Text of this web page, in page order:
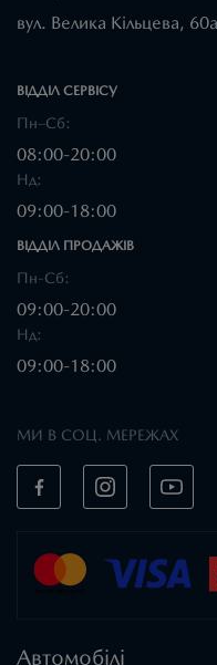
вул. Велика Кільцева, 60а
ВІДДІЛ CЕРВІСУ
Пн–Сб:
08:00-20:00
Нд:
09:00-18:00
ВІДДІЛ ПРОДАЖІВ
Пн-Сб:
09:00-20:00
Нд:
09:00-18:00
МИ В СОЦ. МЕРЕЖАХ
Автомобілі